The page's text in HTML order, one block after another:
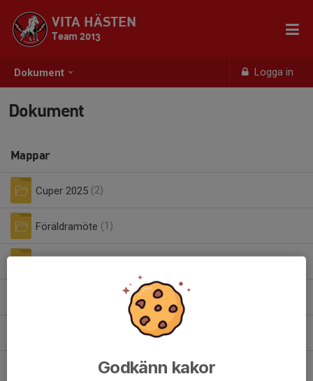
Dokument Logga in
VITA HÄSTEN
Team 2013
Dokument
Mappar
Cuper 2025 (2)
Föräldramöte (1)
Stora Coop Cupen 2025 (1)
Godkänn kakor